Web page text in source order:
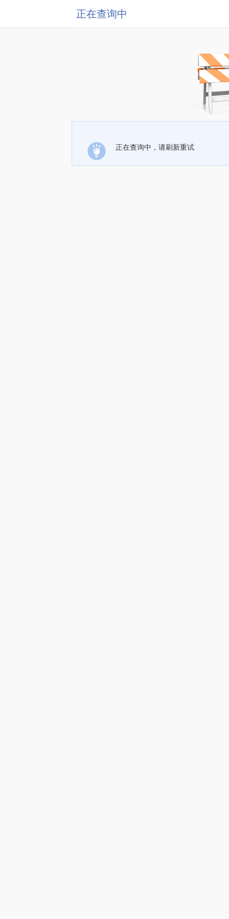
正在查询中
正在查询中，请刷新重试